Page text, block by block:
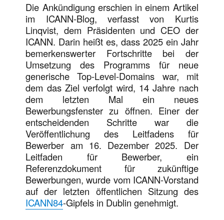
Die Ankündigung erschien in einem Artikel
im ICANN-Blog, verfasst von Kurtis
Linqvist, dem Präsidenten und CEO der
ICANN. Darin heißt es, dass 2025 ein Jahr
bemerkenswerter Fortschritte bei der
Umsetzung des Programms für neue
generische Top-Level-Domains war, mit
dem das Ziel verfolgt wird, 14 Jahre nach
dem letzten Mal ein neues
Bewerbungsfenster zu öffnen. Einer der
entscheidenden Schritte war die
Veröffentlichung des Leitfadens für
Bewerber am 16. Dezember 2025. Der
Leitfaden für Bewerber, ein
Referenzdokument für zukünftige
Bewerbungen, wurde vom ICANN-Vorstand
auf der letzten öffentlichen Sitzung des
ICANN84-Gipfels in Dublin genehmigt.